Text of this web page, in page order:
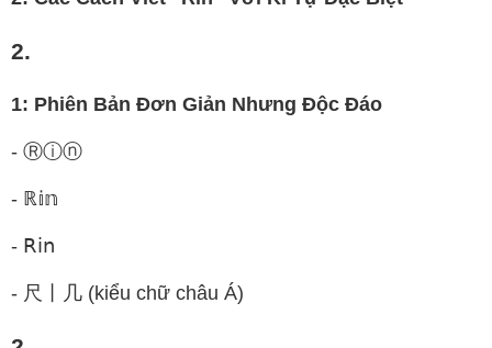
2.
1: Phiên Bản Đơn Giản Nhưng Độc Đáo
- Ⓡⓘⓝ
- ℝ𝕚𝕟
- 𝖱𝗂𝗇
- 尺丨几 (kiểu chữ châu Á)